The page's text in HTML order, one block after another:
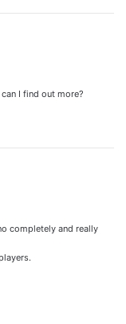
I find out more?
completely and really